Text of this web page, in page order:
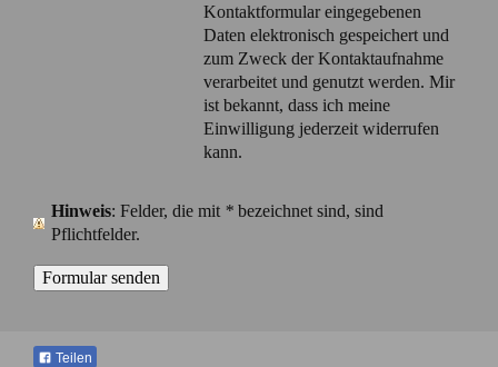
Kontaktformular eingegebenen
Daten elektronisch gespeichert und
zum Zweck der Kontaktaufnahme
verarbeitet und genutzt werden. Mir
ist bekannt, dass ich meine
Einwilligung jederzeit widerrufen
kann.
Hinweis : Felder, die mit * bezeichnet sind, sind
Pflichtfelder.
Teilen